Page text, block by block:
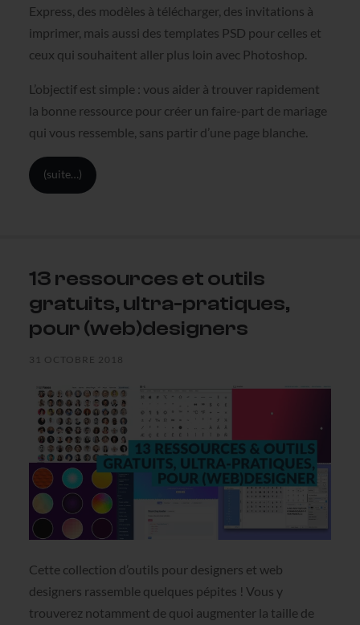
Express, des modèles à télécharger, des invitations à
imprimer, mais aussi des templates PSD pour celles et
ceux qui souhaitent aller plus loin avec Photoshop.
L’objectif est simple : vous aider à trouver rapidement
la bonne ressource pour créer un faire-part de mariage
qui vous ressemble, sans partir d’une page blanche.
(suite…)
13 ressources et outils
gratuits, ultra-pratiques,
pour (web)designers
31 OCTOBRE 2018
Cette collection d’outils pour designers et web
designers rassemble quelques pépites ! Vous y
trouverez notamment de quoi augmenter la taille de